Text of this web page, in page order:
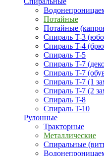
Потайные
Потайные
Спираль T-3
Спираль T-4
Спираль T-5
Спираль T-7
Спираль T-7
Спираль T-7 (1
Спираль T-7 (2
Спираль T-8
Спираль T-10
Рулонные
Тракторные
Металлические
Спиральные